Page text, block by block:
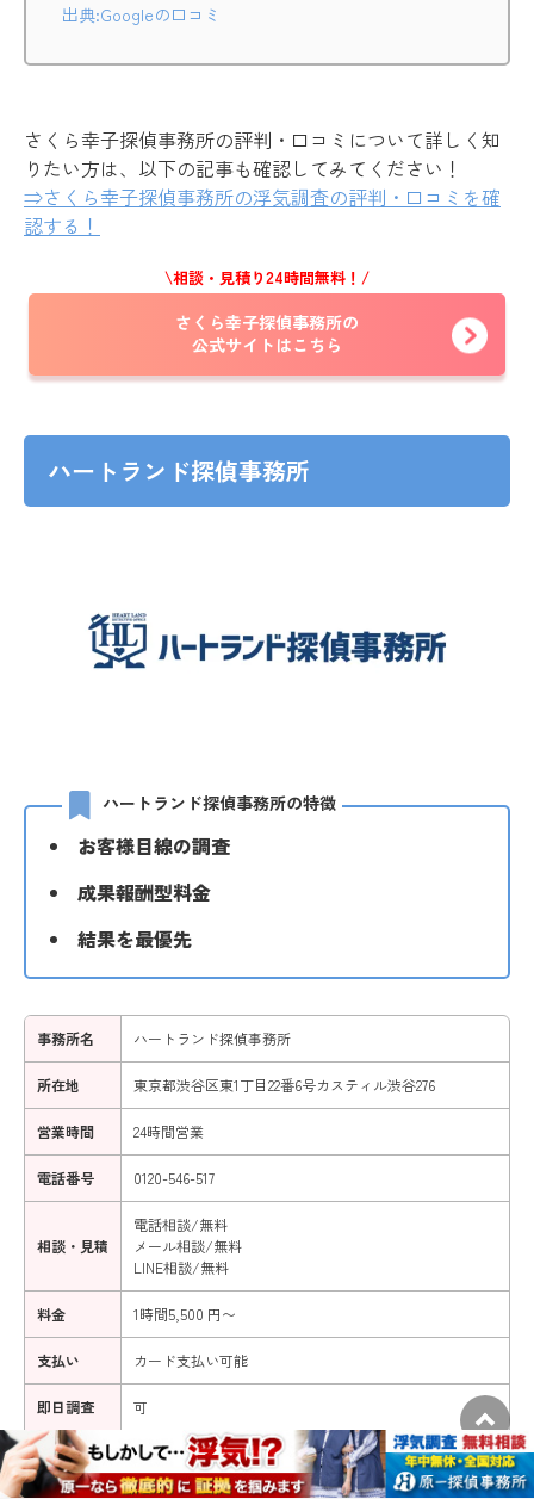
出典:Googleの口コミ
さくら幸子探偵事務所の評判・口コミについて詳しく知
りたい方は、以下の記事も確認してみてください！
⇒さくら幸子探偵事務所の浮気調査の評判・口コミを確
認する！
\相談・見積り24時間無料！/
さくら幸子探偵事務所の
公式サイトはこちら
ハートランド探偵事務所
ハートランド探偵事務所の特徴
お客様目線の調査
成果報酬型料金
結果を最優先
事務所名 ハートランド探偵事務所
所在地 東京都渋谷区東1丁目22番6号カスティル渋谷276
営業時間 24時間営業
電話番号 0120-546-517
相談・見積
電話相談/無料
メール相談/無料
LINE相談/無料
料金 1時間5,500 円〜
支払い カード支払い可能
即日調査 可
調査報告書 裁判使用可